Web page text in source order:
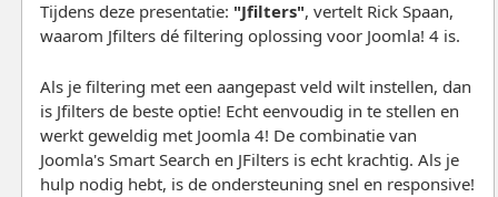
Tijdens deze presentatie: "Jfilters", vertelt Rick Spaan,
waarom Jfilters dé filtering oplossing voor Joomla! 4 is.
Als je filtering met een aangepast veld wilt instellen, dan
is Jfilters de beste optie! Echt eenvoudig in te stellen en
werkt geweldig met Joomla 4! De combinatie van
Joomla's Smart Search en JFilters is echt krachtig. Als je
hulp nodig hebt, is de ondersteuning snel en responsive!